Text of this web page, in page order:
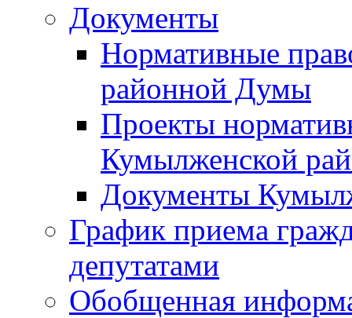
Документы
Нормативные
районной Думы
Проекты
Кумылженской
Документы
График приема
депутатами
Обобщенная